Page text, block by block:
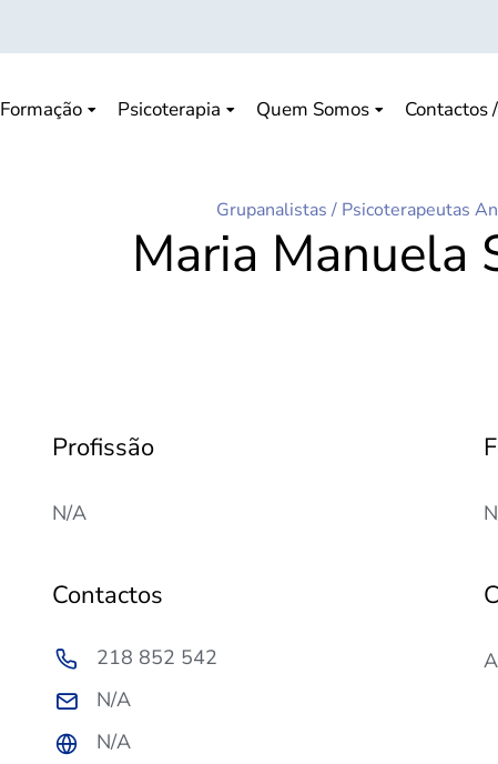
Formação Psicoterapia Quem Somos Contactos
Grupanalistas / Psicoterapeutas
Maria Manuela
Profissão
N/A
Contactos
218 852 542
N/A
N/A